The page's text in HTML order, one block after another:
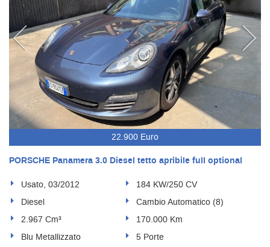
22.900 Euro
PORSCHE Panamera 3.0 Diesel tetto apribile full optional
Usato, 03/2012
184 KW/250 CV
Diesel
Cambio Automatico (8)
2.967 Cm³
170.000 Km
Blu Metallizzato
5 Porte